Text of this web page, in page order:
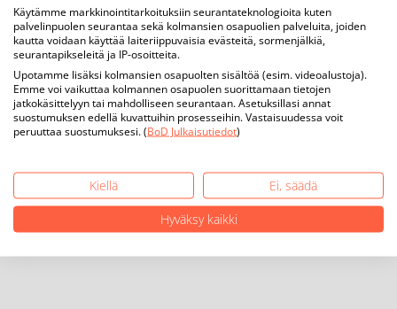
Käytämme markkinointitarkoituksiin seurantateknologioita kuten
palvelinpuolen seurantaa sekä kolmansien osapuolien palveluita, joiden
kautta voidaan käyttää laiteriippuvaisia evästeitä, sormenjälkiä,
seurantapikseleitä ja IP-osoitteita.
Upotamme lisäksi kolmansien osapuolten sisältöä (esim. videoalustoja).
Emme voi vaikuttaa kolmannen osapuolen suorittamaan tietojen
jatkokäsittelyyn tai mahdolliseen seurantaan. Asetuksillasi annat
suostumuksen edellä kuvattuihin prosesseihin. Vastaisuudessa voit
peruuttaa suostumuksesi. (BoD Julkaisutiedot)
Kiellä
Ei, säädä
Hyväksy kaikki